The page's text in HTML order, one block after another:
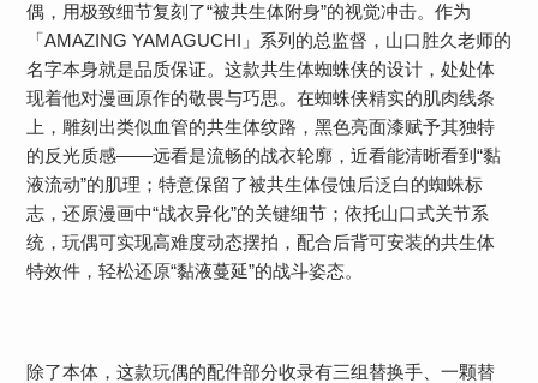
偶，用极致细节复刻了“被共生体附身”的视觉冲击。作为
「AMAZING YAMAGUCHI」系列的总监督，山口胜久老师的
名字本身就是品质保证。这款共生体蜘蛛侠的设计，处处体
现着他对漫画原作的敬畏与巧思。在蜘蛛侠精实的肌肉线条
上，雕刻出类似血管的共生体纹路，黑色亮面漆赋予其独特
的反光质感——远看是流畅的战衣轮廓，近看能清晰看到“黏
液流动”的肌理；特意保留了被共生体侵蚀后泛白的蜘蛛标
志，还原漫画中“战衣异化”的关键细节；依托山口式关节系
统，玩偶可实现高难度动态摆拍，配合后背可安装的共生体
特效件，轻松还原“黏液蔓延”的战斗姿态。
除了本体，这款玩偶的配件部分收录有三组替换手、一颗替